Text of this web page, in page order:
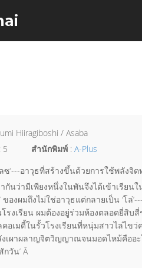
Hiiragiboshi / Asaba
: 5 สำนักพิมพ์ : A-Plus
ลซ’---อาวุธที่สร้างขึ้นด้วยการใช้พลัง
กันว่ามีเพียงหนึ่งในพันจึงได้เข้าเรียน
ของผมถึงไม่ใช่อาวุธแต่กลายเป็น ‘โ
รงเรียน ผมต้องอยู่ร่วมห้องตลอดยี่สิบ
อเมดี้ในรั้วโรงเรียนที่หนุ่มสาวไล่ไข
เผาผลาญจิตวิญญาณจนมอดไหม้คืออะ
วัน’ Â